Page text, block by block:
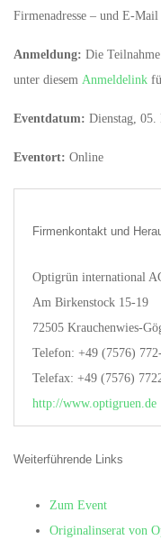
Firmenadresse – und E-Mail
Anmeldung: Die
unter diesem Anmeldelink
Eventdatum: Dienstag, 05.
Eventort: Online
Firmenkontakt und
Optigrün international
Am Birkenstock 15-19
72505 Krauchenwies-
Telefon: +49 (7576)
Telefax: +49 (7576)
http://www.optigruen.de
Weiterführende Links
Zum Event
Originalinserat von